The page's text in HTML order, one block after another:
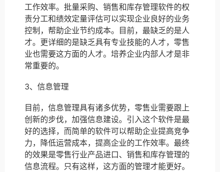
工作效率。批量采购、销售和库存管理软件的权
责分工和绩效定量评估可以实现企业良好的业务
控制，帮助企业节约成本。目前，最缺乏的是人
才。更详细的是缺乏具有专业技能的人才，零售
业也需要这方面的人才。培养企业内部人才是非
常重要的。
3、信息管理
目前，信息管理具有诸多优势，零售业需要跟上
创新的步伐，加强信息建设。引入这个软件是最
好的选择，而简单的软件可以帮助企业提高竞争
力，降低运营成本，提高企业的工作效率。最终
的效果是零售行业产品进口、销售和库存管理的
信息流程。只有这样，这方面的管理才能更好。